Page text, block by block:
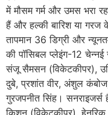
में मौसम गर्म और उमस भरा
हैं और हल्की बारिश या
तापमान 36 डिग्री और
की पॉसिबल प्लेइंग-12
संजू सैमसन (विकेटकीपर),
दुबे, प्रशांत वीर, अंशुल
गुरजपनीत सिंह। सनराइजर्स
किशन (विकेटकीपर),